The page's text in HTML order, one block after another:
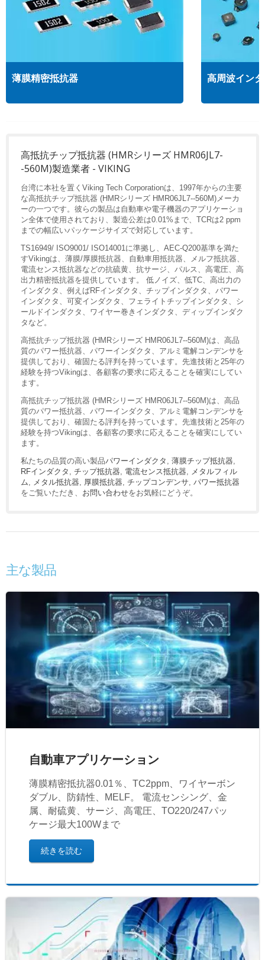
薄膜精密抵抗器 高周波イン
高抵抗チップ抵抗器 (HMRシリーズ HMR06JL7-
-560M)製造業者 - VIKING
台湾に本社を置くViking Tech Corporationは、1997年からの主要
な高抵抗チップ抵抗器 (HMRシリーズ HMR06JL7--560M)メーカ
ーの一つです。彼らの製品は自動車や電子機器のアプリケーショ
ン全体で使用されており、製造公差は0.01%まで、TCRは2 ppm
までの幅広いパッケージサイズで対応しています。
TS16949/ ISO9001/ ISO14001に準拠し、AEC-Q200基準を満た
すVikingは、薄膜/厚膜抵抗器、自動車用抵抗器、メルフ抵抗器、
電流センス抵抗器などの抗硫黄、抗サージ、パルス、高電圧、高
出力精密抵抗器を提供しています。 低ノイズ、低TC、高出力の
インダクタ、例えばRFインダクタ、チップインダクタ、パワー
インダクタ、可変インダクタ、フェライトチップインダクタ、シ
ールドインダクタ、ワイヤー巻きインダクタ、ディップインダク
タなど。
高抵抗チップ抵抗器 (HMRシリーズ HMR06JL7--560M)は、高品
質のパワー抵抗器、パワーインダクタ、アルミ電解コンデンサを
提供しており、確固たる評判を持っています。先進技術と25年の
経験を持つVikingは、各顧客の要求に応えることを確実にしてい
ます。
高抵抗チップ抵抗器 (HMRシリーズ HMR06JL7--560M)は、高品
質のパワー抵抗器、パワーインダクタ、アルミ電解コンデンサを
提供しており、確固たる評判を持っています。先進技術と25年の
経験を持つVikingは、各顧客の要求に応えることを確実にしてい
ます。
私たちの品質の高い製品パワーインダクタ 薄膜チップ抵抗器
RFインダクタ
チップ抵抗器 電流センス抵抗器
メタルフィル
ム
メタル抵抗器 厚膜抵抗器 チップコンデンサ パワー抵抗器
をご覧いただき、 お問い合わせをお気軽にどうぞ。
主な製品
自動車アプリケーション
薄膜精密抵抗器0.01％、TC2ppm、ワイヤーボン
ダブル、防錆性、MELF。 電流センシング、金
属、耐硫黄、サージ、高電圧、TO220/247パッ
ケージ最大100Wまで
続きを読む